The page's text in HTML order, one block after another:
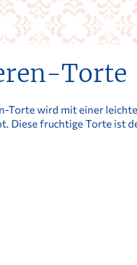
Torte
Torte wird mit einer
Diese fruchtige Torte ist